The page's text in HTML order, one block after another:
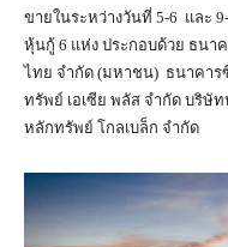
ขายในระหว่างวันที่ 5-6 และ
หุ้นกู้ 6 แห่ง ประกอบด้วย ธนา
ไทย จำกัด (มหาชน) ธนาคาร
ทรัพย์ เอเซีย พลัส จำกัด บริษั
หลักทรัพย์ โกลเบล็ก จำกัด